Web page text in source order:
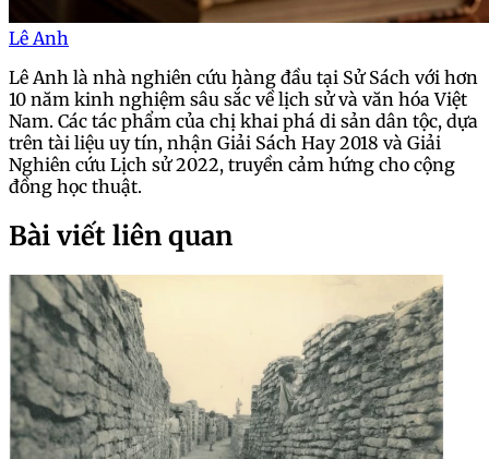
Lê Anh
Lê Anh là nhà nghiên cứu hàng đầu tại Sử Sách với hơn
10 năm kinh nghiệm sâu sắc về lịch sử và văn hóa Việt
Nam. Các tác phẩm của chị khai phá di sản dân tộc, dựa
trên tài liệu uy tín, nhận Giải Sách Hay 2018 và Giải
Nghiên cứu Lịch sử 2022, truyền cảm hứng cho cộng
đồng học thuật.
Bài viết liên quan